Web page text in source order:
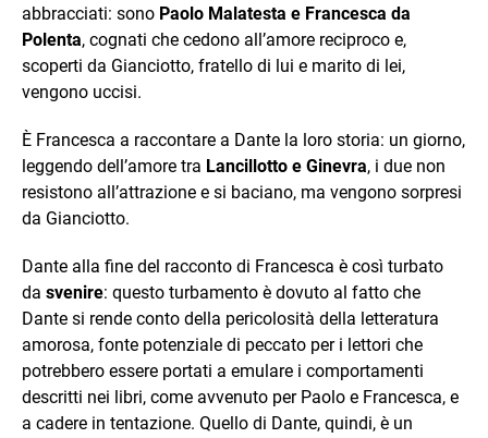
abbracciati: sono Paolo Malatesta e Francesca da
Polenta, cognati che cedono all’amore reciproco e,
scoperti da Gianciotto, fratello di lui e marito di lei,
vengono uccisi.
È Francesca a raccontare a Dante la loro storia: un giorno,
leggendo dell’amore tra Lancillotto e Ginevra, i due non
resistono all’attrazione e si baciano, ma vengono sorpresi
da Gianciotto.
Dante alla fine del racconto di Francesca è così turbato
da svenire: questo turbamento è dovuto al fatto che
Dante si rende conto della pericolosità della letteratura
amorosa, fonte potenziale di peccato per i lettori che
potrebbero essere portati a emulare i comportamenti
descritti nei libri, come avvenuto per Paolo e Francesca, e
a cadere in tentazione. Quello di Dante, quindi, è un